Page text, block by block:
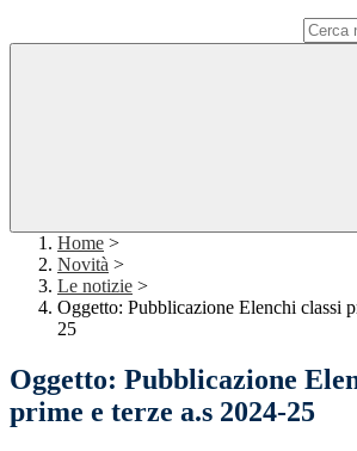
Home >
Novità >
Le notizie >
Oggetto: Pubblicazione Elenchi classi
25
Oggetto: Pubblicazione
prime e terze a.s 2024-25